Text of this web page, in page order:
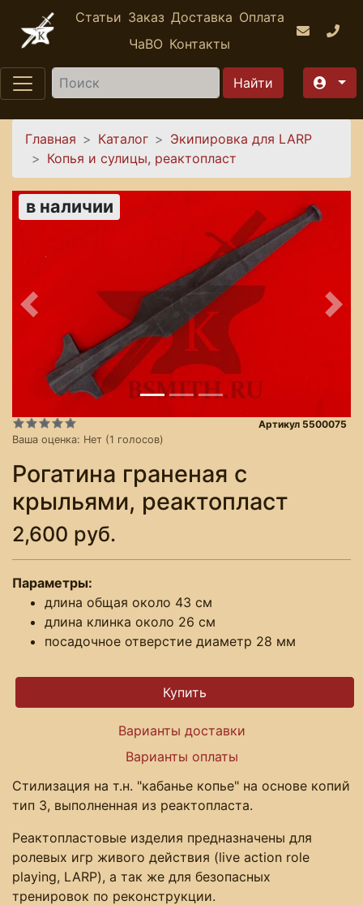
Перейти к основному содержанию
Статьи Заказ Доставка Оплата
ЧаВО Контакты
Найти
Вы здесь
Главная Каталог
Экипировка для LARP
Копья и сулицы, реактопласт
в наличии
Предыдущее
Ваша оценка: Нет (1 голосов)
Артикул 5500075
Рогатина граненая с
крыльями, реактопласт
2,600 руб.
Параметры:
длина общая около 43 см
длина клинка около 26 см
посадочное отверстие диаметр 28 мм
Варианты доставки
Варианты оплаты
Стилизация на т.н. "кабанье копье" на основе копий
тип 3, выполненная из реактопласта.
Реактопластовые изделия предназначены для
ролевых игр живого действия (live action role
playing, LARP), а так же для безопасных
тренировок по реконструкции.